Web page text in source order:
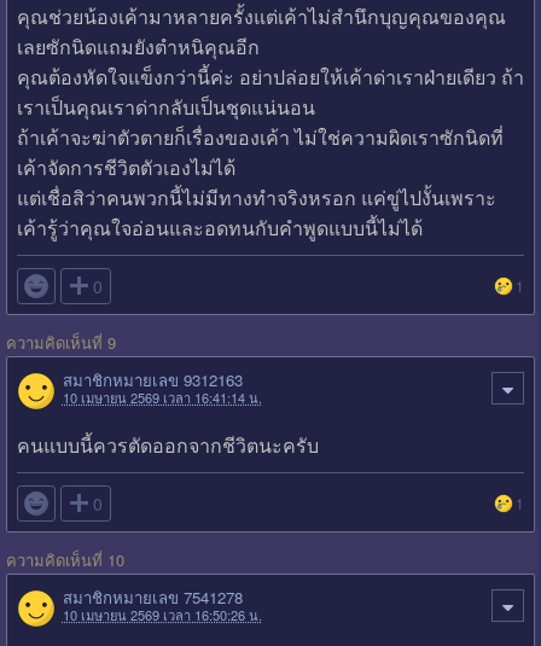
คุณช่วยน้องเค้ามาหลายครั้งแต่เค้าไม่สำนึกบุญคุณของคุณ
เลยซักนิดแถมยังตำหนิคุณอีก
คุณต้องหัดใจแข็งกว่านี้ค่ะ อย่าปล่อยให้เค้าด่าเราฝ่ายเดียว ถ้า
เราเป็นคุณเราด่ากลับเป็นชุดแน่นอน
ถ้าเค้าจะฆ่าตัวตายก็เรื่องของเค้า ไม่ใช่ความผิดเราซักนิดที่
เค้าจัดการชีวิตตัวเองไม่ได้
แต่เชื่อสิว่าคนพวกนี้ไม่มีทางทำจริงหรอก แค่ขู่ไปงั้นเพราะ
เค้ารู้ว่าคุณใจอ่อนและอดทนกับคำพูดแบบนี้ไม่ได้
 0 1
ความคิดเห็นที่ 9
สมาชิกหมายเลข 9312163
10 เมษายน 2569 เวลา 16:41:14 น.
คนแบบนี้ควรตัดออกจากชีวิตนะครับ
 0 1
ความคิดเห็นที่ 10
สมาชิกหมายเลข 7541278
10 เมษายน 2569 เวลา 16:50:26 น.